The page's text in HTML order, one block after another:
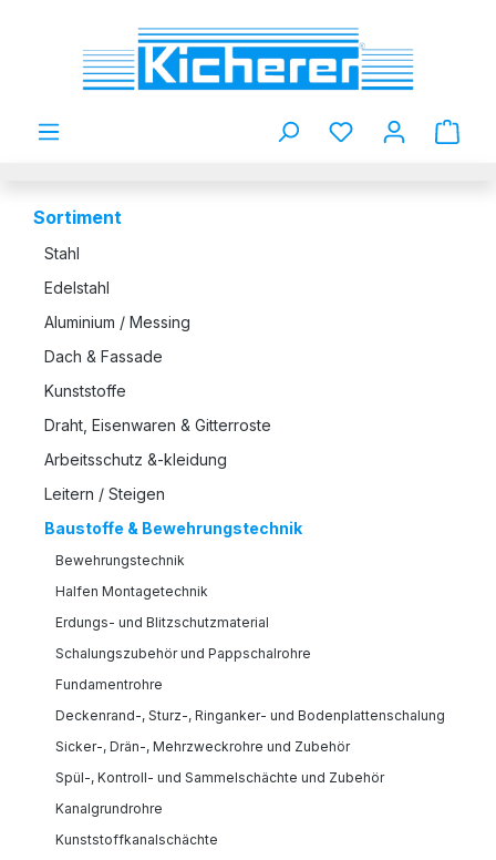
Zum Hauptinhalt springen
Du hast 0
Sortiment
Stahl
Edelstahl
Aluminium / Messing
Dach & Fassade
Kunststoffe
Draht, Eisenwaren & Gitterroste
Arbeitsschutz &-kleidung
Leitern / Steigen
Baustoffe & Bewehrungstechnik
Bewehrungstechnik
Halfen Montagetechnik
Erdungs- und Blitzschutzmaterial
Schalungszubehör und Pappschalrohre
Fundamentrohre
Deckenrand-, Sturz-, Ringanker- und Bodenplattenschalung
Sicker-, Drän-, Mehrzweckrohre und Zubehör
Spül-, Kontroll- und Sammelschächte und Zubehör
Kanalgrundrohre
Kunststoffkanalschächte